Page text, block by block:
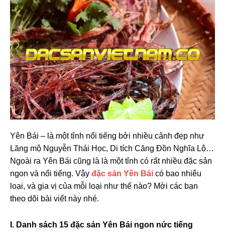
Yên Bái – là một tỉnh nổi tiếng bởi nhiều cảnh đẹp như
Lăng mộ Nguyễn Thái Học, Di tích Căng Đồn Nghĩa Lộ…
Ngoài ra Yên Bái cũng là là một tỉnh có rất nhiều đặc sản
ngon và nổi tiếng. Vậy đặc sản Yên Bái có bao nhiêu
loại, và gia vị của mỗi loại như thế nào? Mời các bạn
theo dõi bài viết này nhé.
I. Danh sách 15 đặc sản Yên Bái ngon nức tiếng